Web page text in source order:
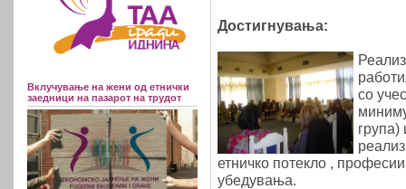
Вклучување на жени од етнички
заедници на пазарот на трудот
Достигнувања:
со
група)
етничко потекло ,
убедувања.